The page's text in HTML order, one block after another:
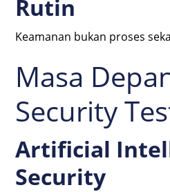
Rutin
Keamanan bukan proses
Masa
Security
Artificial
Security